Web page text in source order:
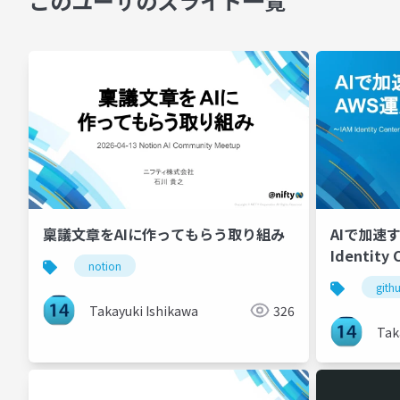
稟議文章をAIに作ってもらう取り組み
notion
Takayuki Ishikawa 326
AIで加速
Identity
ティ基準